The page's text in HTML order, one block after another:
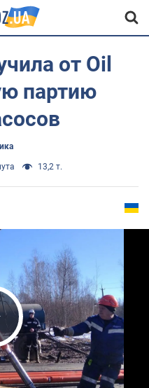
от Oil
партию
13,2 т.
Video